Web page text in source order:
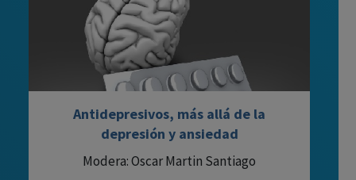
Antidepresivos, más allá de la
depresión y ansiedad
Modera: Oscar Martin Santiago